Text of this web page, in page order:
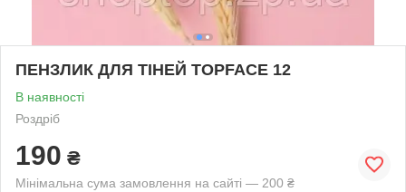
ПЕНЗЛИК ДЛЯ ТІНЕЙ TOPFACE 12
В наявності
Роздріб
190 ₴
Мінімальна сума замовлення на сайті — 200 ₴